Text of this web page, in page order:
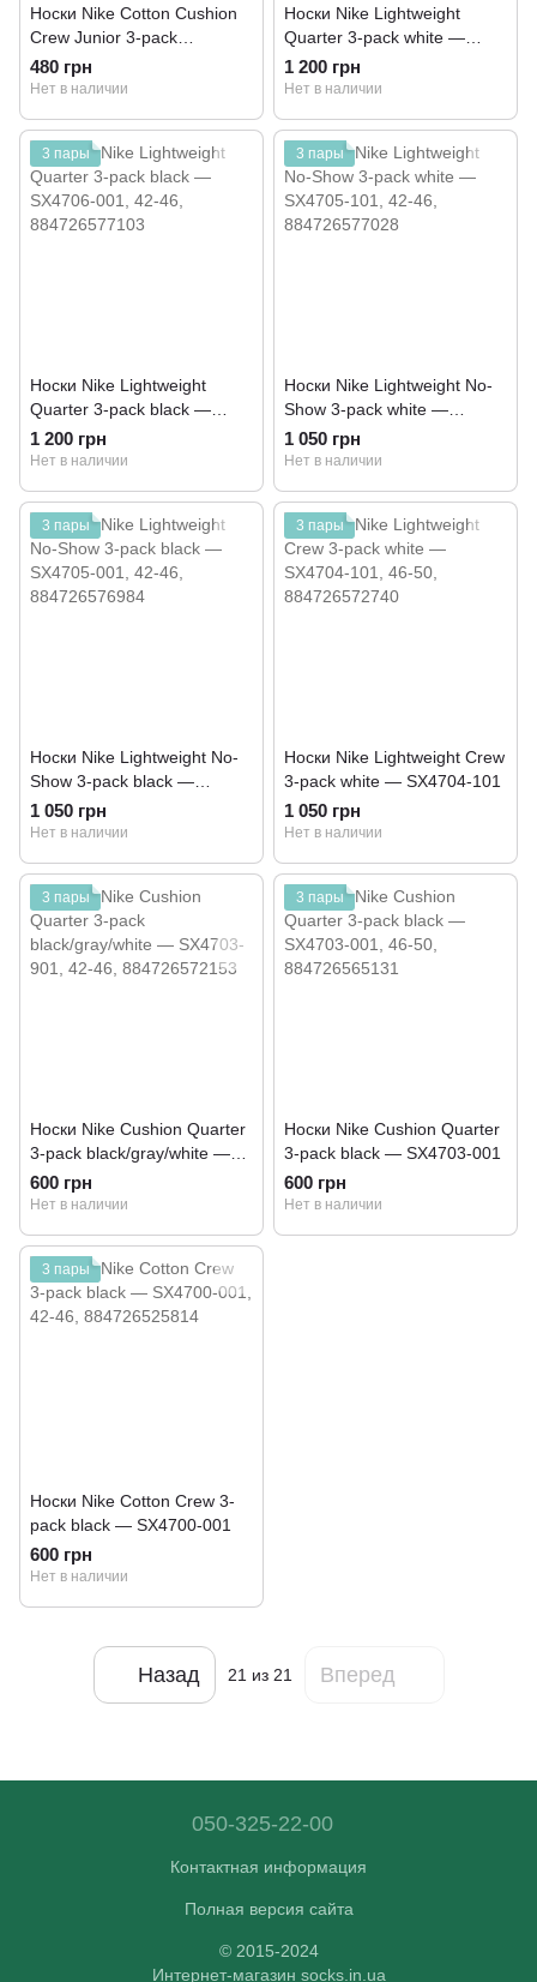
Носки Nike Cotton Cushion
Crew Junior 3-pack
black/gray/white — SX4719-
967
480 грн
Нет в наличии
Носки Nike Lightweight
Quarter 3-pack white —
SX4706-101
1 200 грн
Нет в наличии
3 пары
Носки Nike Lightweight
Quarter 3-pack black —
SX4706-001
1 200 грн
Нет в наличии
3 пары
Носки Nike Lightweight No-
Show 3-pack white —
SX4705-101
1 050 грн
Нет в наличии
3 пары
Носки Nike Lightweight No-
Show 3-pack black —
SX4705-001
1 050 грн
Нет в наличии
3 пары
Носки Nike Lightweight Crew
3-pack white — SX4704-101
1 050 грн
Нет в наличии
3 пары
Носки Nike Cushion Quarter
3-pack black/gray/white —
SX4703-901
600 грн
Нет в наличии
3 пары
Носки Nike Cushion Quarter
3-pack black — SX4703-001
600 грн
Нет в наличии
3 пары
Носки Nike Cotton Crew 3-
pack black — SX4700-001
600 грн
Нет в наличии
Назад 21 из 21 Вперед
050-325-22-00
Контактная информация
Полная версия сайта
© 2015-2024
Интернет-магазин socks.in.ua